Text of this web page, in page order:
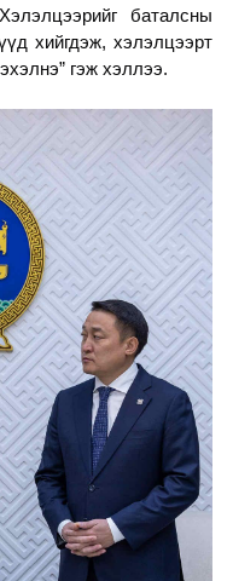
Хэлэлцээрийг баталсны
хийгдэж, хэлэлцээрт
” гэж хэллээ.